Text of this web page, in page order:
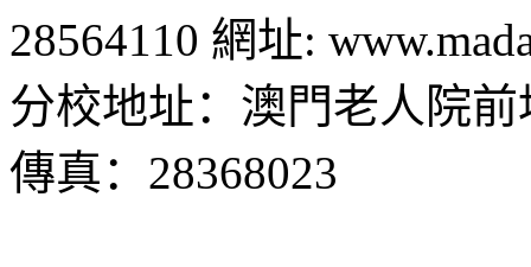
28564110 網址:
分校地址：澳門老人院
傳真：28368023